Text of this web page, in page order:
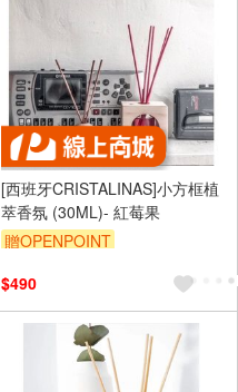
[西班牙CRISTALINAS]小方框植
萃香氛 (30ML)- 紅莓果
贈OPENPOINT
$490